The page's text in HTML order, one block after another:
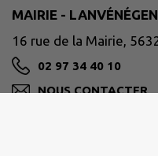
MAIRIE - LANVÉNÉGEN
16 rue de la Mairie,
02 97 34 40 10
NOUS CONTACTER